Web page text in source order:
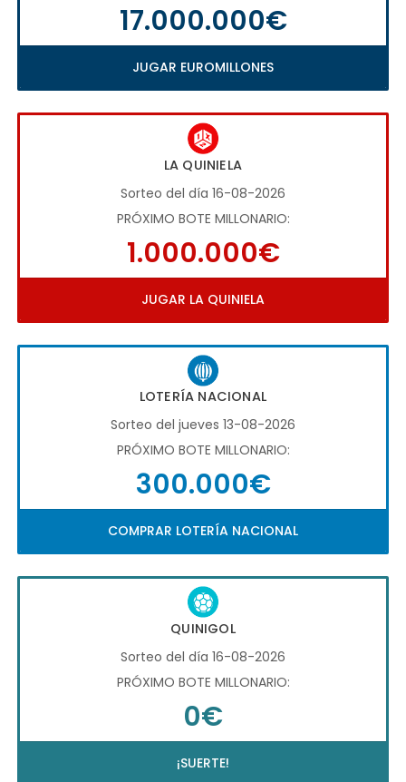
17.000.000€
JUGAR EUROMILLONES
LA QUINIELA
Sorteo del día 16-08-2026
PRÓXIMO BOTE MILLONARIO:
1.000.000€
JUGAR LA QUINIELA
LOTERÍA NACIONAL
Sorteo del jueves 13-08-2026
PRÓXIMO BOTE MILLONARIO:
300.000€
COMPRAR LOTERÍA NACIONAL
QUINIGOL
Sorteo del día 16-08-2026
PRÓXIMO BOTE MILLONARIO:
0€
¡SUERTE!